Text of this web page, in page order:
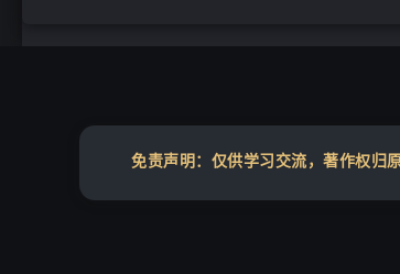
免责声明：仅供学习交流，著作权